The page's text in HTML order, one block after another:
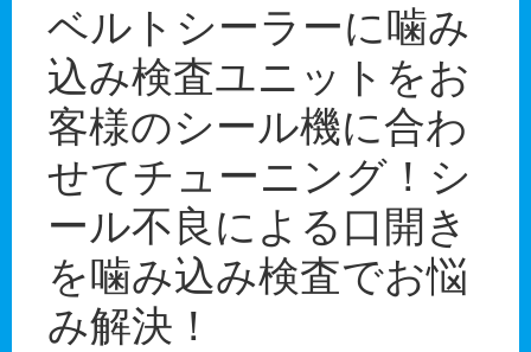
ベルトシーラーに噛み
込み検査ユニットをお
客様のシール機に合わ
せてチューニング！シ
ール不良による口開き
を噛み込み検査でお悩
み解決！